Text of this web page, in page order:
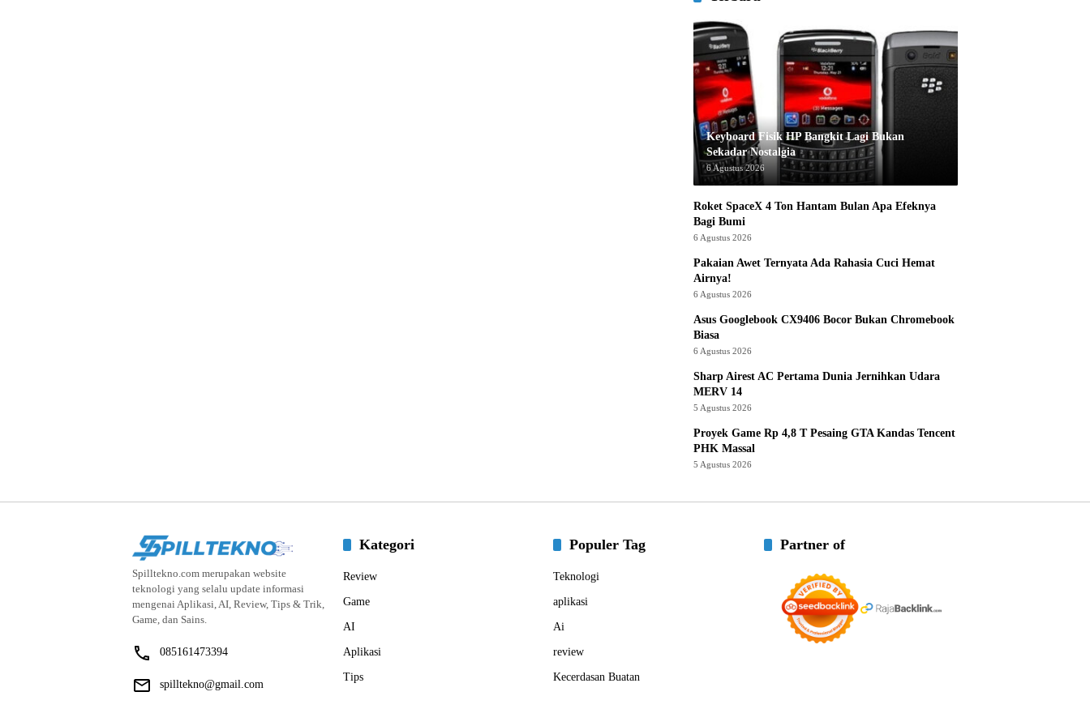
Keyboard Fisik HP Bangkit Lagi Bukan
Sekadar Nostalgia
6 Agustus 2026
Roket SpaceX 4 Ton Hantam Bulan Apa Efeknya
Bagi Bumi
6 Agustus 2026
Pakaian Awet Ternyata Ada Rahasia Cuci Hemat
Airnya!
6 Agustus 2026
Asus Googlebook CX9406 Bocor Bukan Chromebook
Biasa
6 Agustus 2026
Sharp Airest AC Pertama Dunia Jernihkan Udara
MERV 14
5 Agustus 2026
Proyek Game Rp 4,8 T Pesaing GTA Kandas Tencent
PHK Massal
5 Agustus 2026
Spilltekno.com merupakan website
teknologi yang selalu update informasi
mengenai Aplikasi, AI, Review, Tips & Trik,
Game, dan Sains.
085161473394
spilltekno@gmail.com
Kategori
Review
Game
AI
Aplikasi
Tips
Populer Tag
Teknologi
aplikasi
Ai
review
Kecerdasan Buatan
Partner of